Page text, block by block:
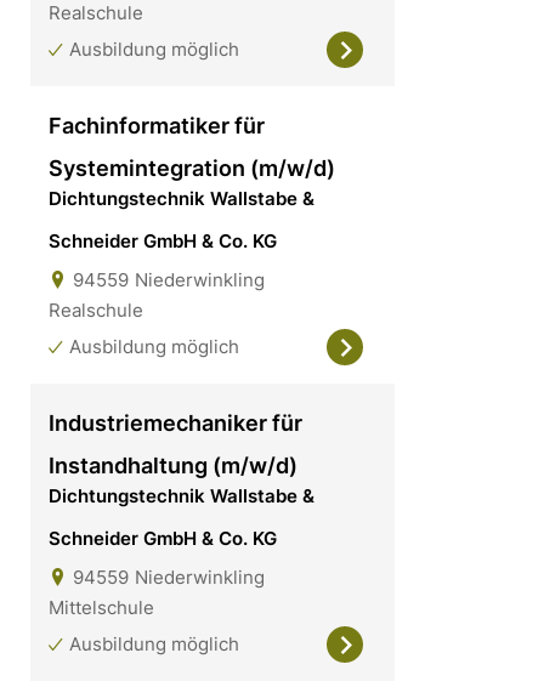
Realschule
Ausbildung möglich
Fachinformatiker für
Systemintegration (m/w/d)
Dichtungstechnik Wallstabe &
Schneider GmbH & Co. KG
94559 Niederwinkling
Realschule
Ausbildung möglich
Industriemechaniker für
Instandhaltung (m/w/d)
Dichtungstechnik Wallstabe &
Schneider GmbH & Co. KG
94559 Niederwinkling
Mittelschule
Ausbildung möglich